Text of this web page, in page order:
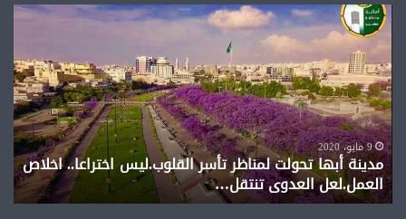
مدينة
أبها
تحولت
لمناظر
تأسر
القلوب.ليس
اختراعا..
اخلاص
العمل.لعل
العدوى
تنتقل…
9 مايو، 2020
مدينة أبها تحولت لمناظر تأسر القلوب.ليس اختراعا.. اخلاص
العمل.لعل العدوى تنتقل…